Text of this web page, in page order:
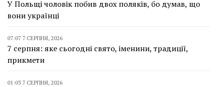
У Польщі чоловік побив двох поляків, бо думав, що
вони українці
07:07 7 СЕРПНЯ, 2026
7 серпня: яке сьогодні свято, іменини, традиції,
прикмети
01:03 7 СЕРПНЯ, 2026